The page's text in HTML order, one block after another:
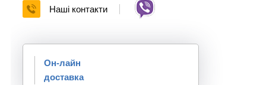
Наші контакти
Он-лайн
доставка